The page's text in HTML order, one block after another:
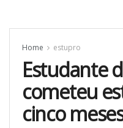
Home estupro
Estudante
cometeu
cinco